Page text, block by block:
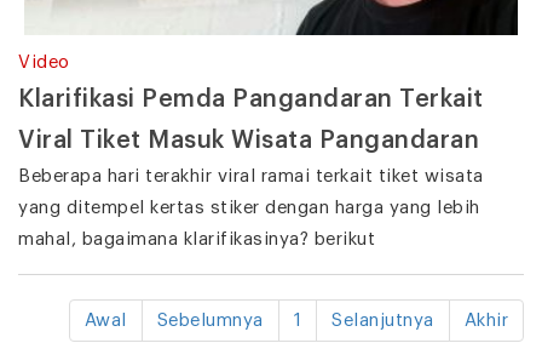
Video
Klarifikasi Pemda Pangandaran Terkait
Viral Tiket Masuk Wisata Pangandaran
Beberapa hari terakhir viral ramai terkait tiket wisata
yang ditempel kertas stiker dengan harga yang lebih
mahal, bagaimana klarifikasinya? berikut
Awal Sebelumnya 1 Selanjutnya Akhir